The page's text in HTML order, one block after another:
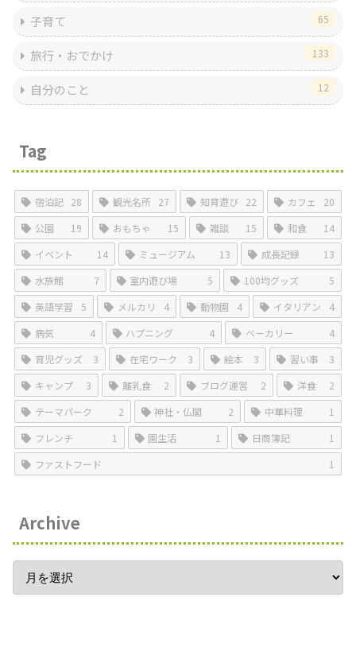
子育て 65
旅行・おでかけ 133
自分のこと 12
Tag
宿泊記 28 観光名所 27 知育遊び 22 カフェ
20
公園
19 おもちゃ 15 雑談 15 和食
14
イベント
14 ミュージアム 13 成長記録
13
水族館
7 室内遊び場 5 100均グッズ
5
英語学習
5 メルカリ 4 動物園 4 イタリアン
4
病気
4 ハプニング 4 ベーカリー
4
育児グッズ
3 在宅ワーク 3 絵本 3 習い事
3
キャンプ
3 離乳食 2 ブログ運営 2 洋食
2
テーマパーク
2 神社・仏閣 2 中華料理
1
フレンチ
1 園生活 1 日商簿記
1
ファストフード
1
Archive